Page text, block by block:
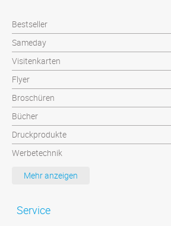
Bestseller
Sameday
Visitenkarten
Flyer
Broschüren
Bücher
Druckprodukte
Werbetechnik
Werbeartikel
Plattendruck und Schilder
Mehr anzeigen
Service